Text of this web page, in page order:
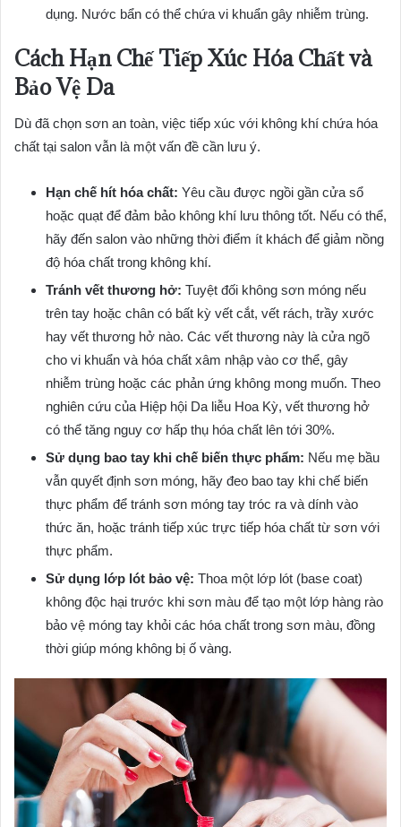
dụng. Nước bẩn có thể chứa vi khuẩn gây nhiễm trùng.
Cách Hạn Chế Tiếp Xúc Hóa Chất và
Bảo Vệ Da
Dù đã chọn sơn an toàn, việc tiếp xúc với không khí chứa hóa
chất tại salon vẫn là một vấn đề cần lưu ý.
Hạn chế hít hóa chất: Yêu cầu được ngồi gần cửa sổ
hoặc quạt để đảm bảo không khí lưu thông tốt. Nếu có thể,
hãy đến salon vào những thời điểm ít khách để giảm nồng
độ hóa chất trong không khí.
Tránh vết thương hở: Tuyệt đối không sơn móng nếu
trên tay hoặc chân có bất kỳ vết cắt, vết rách, trầy xước
hay vết thương hở nào. Các vết thương này là cửa ngõ
cho vi khuẩn và hóa chất xâm nhập vào cơ thể, gây
nhiễm trùng hoặc các phản ứng không mong muốn. Theo
nghiên cứu của Hiệp hội Da liễu Hoa Kỳ, vết thương hở
có thể tăng nguy cơ hấp thụ hóa chất lên tới 30%.
Sử dụng bao tay khi chế biến thực phẩm: Nếu mẹ bầu
vẫn quyết định sơn móng, hãy đeo bao tay khi chế biến
thực phẩm để tránh sơn móng tay tróc ra và dính vào
thức ăn, hoặc tránh tiếp xúc trực tiếp hóa chất từ sơn với
thực phẩm.
Sử dụng lớp lót bảo vệ: Thoa một lớp lót (base coat)
không độc hại trước khi sơn màu để tạo một lớp hàng rào
bảo vệ móng tay khỏi các hóa chất trong sơn màu, đồng
thời giúp móng không bị ố vàng.